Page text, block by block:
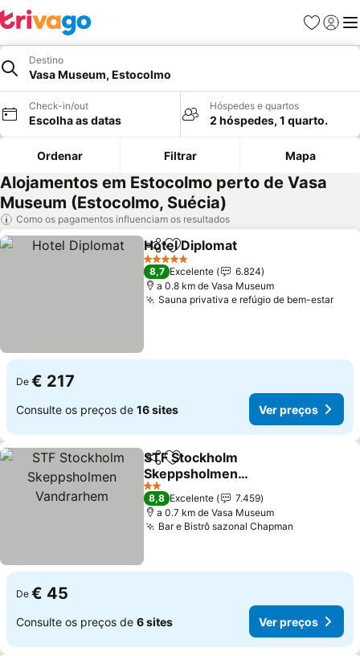
Favoritos
Iniciar
Destino
Vasa Museum, Estocolmo
Check-in/out
Escolha as datas
Hóspedes e quartos
2 hóspedes, 1 quarto.
Ordenar Filtrar Mapa
Alojamentos em Estocolmo perto de Vasa
Museum (Estocolmo, Suécia)
Como os pagamentos influenciam os resultados
PartilharAdicionar aos favoritos
Hotel Diplomat
5 Estrelas
8,7 Excelente
6.824
a 0.8 km de Vasa Museum
Sauna privativa e refúgio de bem-estarVer
De € 217
Consulte os preços de 16 sites Ver preços
PartilharAdicionar aos favoritos
STF Stockholm
Skeppsholmen
Vandrarhem
Ver preços
2 Estrelas
8,8 Excelente
7.459
a 0.7 km de Vasa Museum
Bar e Bistrô sazonal Chapman
De € 45
Consulte os preços de 6 sites Ver preços